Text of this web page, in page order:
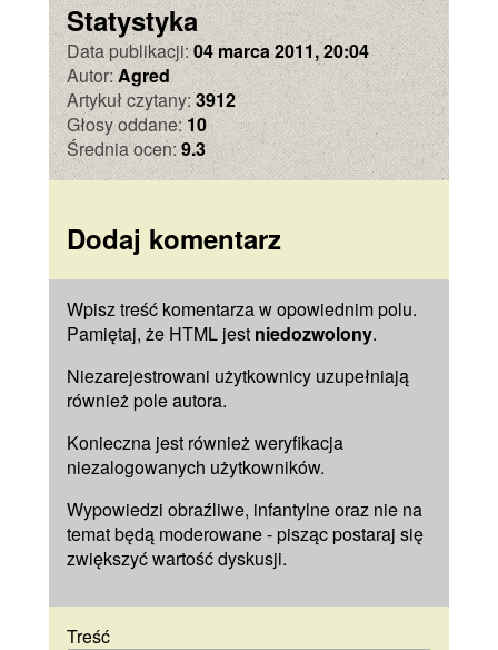
Statystyka
Data publikacji:04 marca 2011, 20:04
Autor:Agred
Artykuł czytany:3912
Głosy oddane:10
Średnia ocen:9.3
Dodaj komentarz
Wpisz treść komentarza w opowiednim polu.
Pamiętaj, że HTML jest niedozwolony.
Niezarejestrowani użytkownicy uzupełniają
również poleautora.
Konieczna jest również weryfikacja
niezalogowanych użytkowników.
Wypowiedzi obraźliwe, infantylne oraz nie na
temat będą moderowane - pisząc postaraj się
zwiększyć wartość dyskusji.
Treść